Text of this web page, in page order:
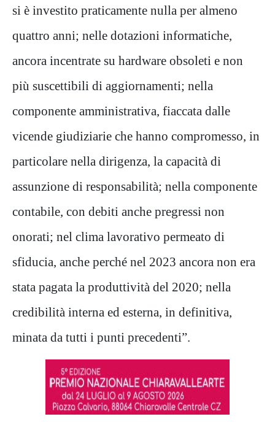
si è investito praticamente nulla per almeno
quattro anni; nelle dotazioni informatiche,
ancora incentrate su hardware obsoleti e non
più suscettibili di aggiornamenti; nella
componente amministrativa, fiaccata dalle
vicende giudiziarie che hanno compromesso, in
particolare nella dirigenza, la capacità di
assunzione di responsabilità; nella componente
contabile, con debiti anche pregressi non
onorati; nel clima lavorativo permeato di
sfiducia, anche perché nel 2023 ancora non era
stata pagata la produttività del 2020; nella
credibilità interna ed esterna, in definitiva,
minata da tutti i punti precedenti”.